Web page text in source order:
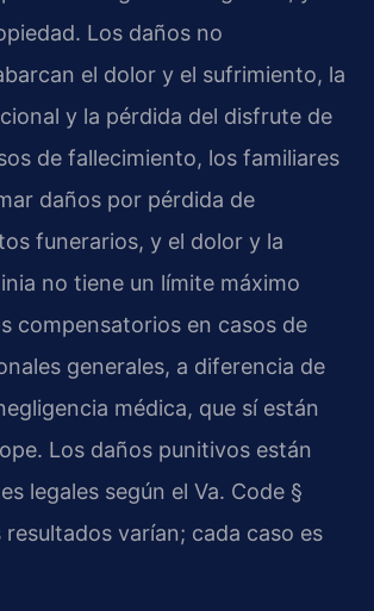
Los daños no
el dolor y el sufrimiento, la
y la pérdida del disfrute de
de fallecimiento, los familiares
daños por pérdida de
funerarios, y el dolor y la
no tiene un límite máximo
compensatorios en casos de
generales, a diferencia de
médica, que sí están
Los daños punitivos están
legales según el Va. Code §
resultados varían; cada caso es